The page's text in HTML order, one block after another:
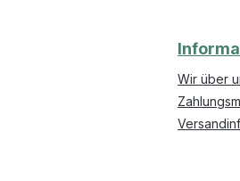
Wir über